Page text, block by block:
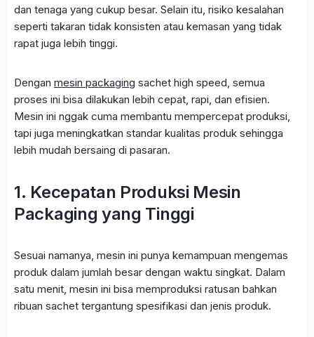
dan tenaga yang cukup besar. Selain itu, risiko kesalahan
seperti takaran tidak konsisten atau kemasan yang tidak
rapat juga lebih tinggi.
Dengan mesin packaging sachet high speed, semua
proses ini bisa dilakukan lebih cepat, rapi, dan efisien.
Mesin ini nggak cuma membantu mempercepat produksi,
tapi juga meningkatkan standar kualitas produk sehingga
lebih mudah bersaing di pasaran.
1. Kecepatan Produksi Mesin
Packaging yang Tinggi
Sesuai namanya, mesin ini punya kemampuan mengemas
produk dalam jumlah besar dengan waktu singkat. Dalam
satu menit, mesin ini bisa memproduksi ratusan bahkan
ribuan sachet tergantung spesifikasi dan jenis produk.